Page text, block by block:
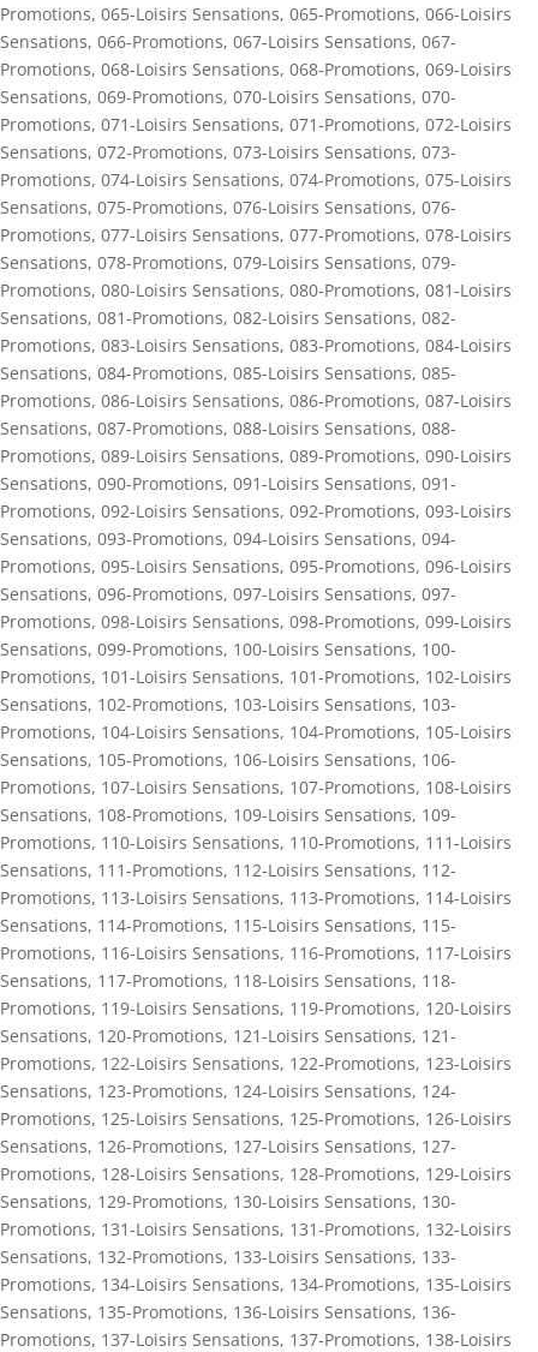
Promotions, 065-Loisirs Sensations, 065-Promotions, 066-Loisirs
Sensations, 066-Promotions, 067-Loisirs Sensations, 067-
Promotions, 068-Loisirs Sensations, 068-Promotions, 069-Loisirs
Sensations, 069-Promotions, 070-Loisirs Sensations, 070-
Promotions, 071-Loisirs Sensations, 071-Promotions, 072-Loisirs
Sensations, 072-Promotions, 073-Loisirs Sensations, 073-
Promotions, 074-Loisirs Sensations, 074-Promotions, 075-Loisirs
Sensations, 075-Promotions, 076-Loisirs Sensations, 076-
Promotions, 077-Loisirs Sensations, 077-Promotions, 078-Loisirs
Sensations, 078-Promotions, 079-Loisirs Sensations, 079-
Promotions, 080-Loisirs Sensations, 080-Promotions, 081-Loisirs
Sensations, 081-Promotions, 082-Loisirs Sensations, 082-
Promotions, 083-Loisirs Sensations, 083-Promotions, 084-Loisirs
Sensations, 084-Promotions, 085-Loisirs Sensations, 085-
Promotions, 086-Loisirs Sensations, 086-Promotions, 087-Loisirs
Sensations, 087-Promotions, 088-Loisirs Sensations, 088-
Promotions, 089-Loisirs Sensations, 089-Promotions, 090-Loisirs
Sensations, 090-Promotions, 091-Loisirs Sensations, 091-
Promotions, 092-Loisirs Sensations, 092-Promotions, 093-Loisirs
Sensations, 093-Promotions, 094-Loisirs Sensations, 094-
Promotions, 095-Loisirs Sensations, 095-Promotions, 096-Loisirs
Sensations, 096-Promotions, 097-Loisirs Sensations, 097-
Promotions, 098-Loisirs Sensations, 098-Promotions, 099-Loisirs
Sensations, 099-Promotions, 100-Loisirs Sensations, 100-
Promotions, 101-Loisirs Sensations, 101-Promotions, 102-Loisirs
Sensations, 102-Promotions, 103-Loisirs Sensations, 103-
Promotions, 104-Loisirs Sensations, 104-Promotions, 105-Loisirs
Sensations, 105-Promotions, 106-Loisirs Sensations, 106-
Promotions, 107-Loisirs Sensations, 107-Promotions, 108-Loisirs
Sensations, 108-Promotions, 109-Loisirs Sensations, 109-
Promotions, 110-Loisirs Sensations, 110-Promotions, 111-Loisirs
Sensations, 111-Promotions, 112-Loisirs Sensations, 112-
Promotions, 113-Loisirs Sensations, 113-Promotions, 114-Loisirs
Sensations, 114-Promotions, 115-Loisirs Sensations, 115-
Promotions, 116-Loisirs Sensations, 116-Promotions, 117-Loisirs
Sensations, 117-Promotions, 118-Loisirs Sensations, 118-
Promotions, 119-Loisirs Sensations, 119-Promotions, 120-Loisirs
Sensations, 120-Promotions, 121-Loisirs Sensations, 121-
Promotions, 122-Loisirs Sensations, 122-Promotions, 123-Loisirs
Sensations, 123-Promotions, 124-Loisirs Sensations, 124-
Promotions, 125-Loisirs Sensations, 125-Promotions, 126-Loisirs
Sensations, 126-Promotions, 127-Loisirs Sensations, 127-
Promotions, 128-Loisirs Sensations, 128-Promotions, 129-Loisirs
Sensations, 129-Promotions, 130-Loisirs Sensations, 130-
Promotions, 131-Loisirs Sensations, 131-Promotions, 132-Loisirs
Sensations, 132-Promotions, 133-Loisirs Sensations, 133-
Promotions, 134-Loisirs Sensations, 134-Promotions, 135-Loisirs
Sensations, 135-Promotions, 136-Loisirs Sensations, 136-
Promotions, 137-Loisirs Sensations, 137-Promotions, 138-Loisirs